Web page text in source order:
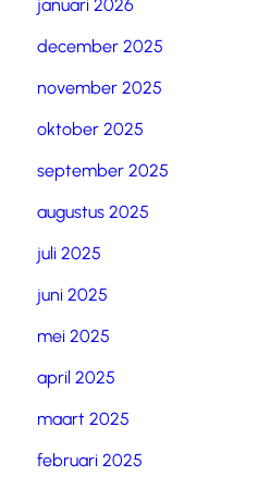
januari 2026
december 2025
november 2025
oktober 2025
september 2025
augustus 2025
juli 2025
juni 2025
mei 2025
april 2025
maart 2025
februari 2025